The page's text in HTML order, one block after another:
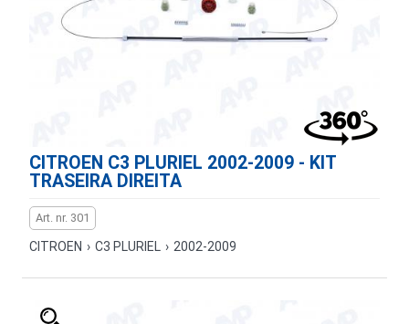
CITROEN C3 PLURIEL 2002-2009 - KIT
TRASEIRA DIREITA
Art. nr. 301
CITROEN › C3 PLURIEL › 2002-2009